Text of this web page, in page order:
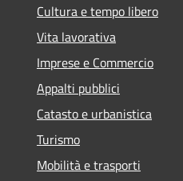
Cultura e tempo libero
Vita lavorativa
Imprese e Commercio
Appalti pubblici
Catasto e urbanistica
Turismo
Mobilità e trasporti